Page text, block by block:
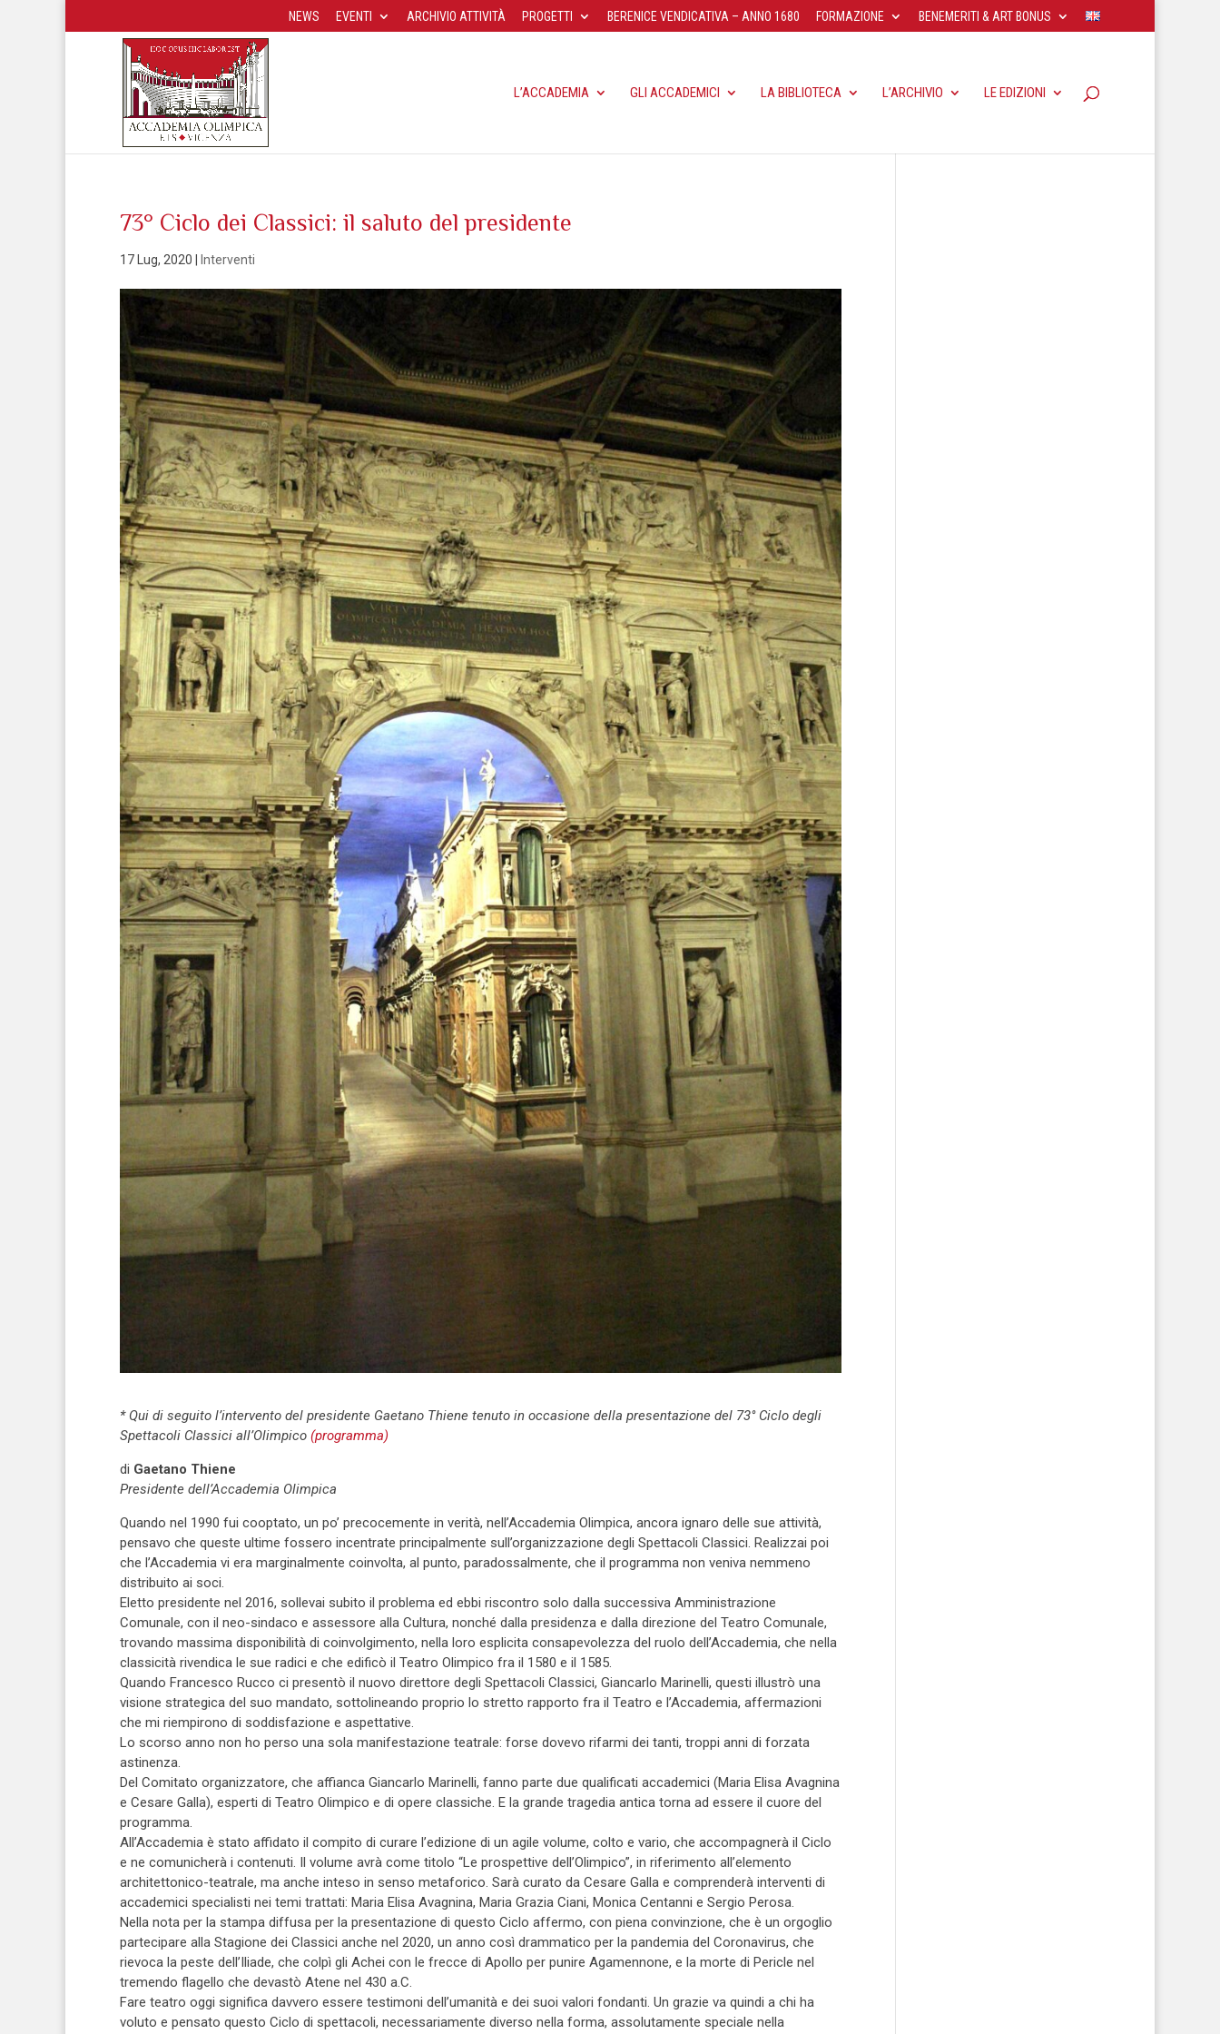
NEWS EVENTI ARCHIVIO ATTIVITÀ PROGETTI BERENICE VENDICATIVA – ANNO 1680 FORMAZIONE BENEMERITI & ART BONUS
L’ACCADEMIA GLI ACCADEMICI LA BIBLIOTECA L’ARCHIVIO LE EDIZIONI
73° Ciclo dei Classici: il saluto del presidente
17 Lug, 2020 Interventi
* Qui di seguito l’intervento del presidente Gaetano Thiene tenuto in occasione della presentazione del 73° Ciclo degli
Spettacoli Classici all’Olimpico (programma)
di Gaetano Thiene
Presidente dell’Accademia Olimpica
Quando nel 1990 fui cooptato, un po’ precocemente in verità, nell’Accademia Olimpica, ancora ignaro delle sue attività,
pensavo che queste ultime fossero incentrate principalmente sull’organizzazione degli Spettacoli Classici. Realizzai poi
che l’Accademia vi era marginalmente coinvolta, al punto, paradossalmente, che il programma non veniva nemmeno
distribuito ai soci.
Eletto presidente nel 2016, sollevai subito il problema ed ebbi riscontro solo dalla successiva Amministrazione
Comunale, con il neo-sindaco e assessore alla Cultura, nonché dalla presidenza e dalla direzione del Teatro Comunale,
trovando massima disponibilità di coinvolgimento, nella loro esplicita consapevolezza del ruolo dell’Accademia, che nella
classicità rivendica le sue radici e che edificò il Teatro Olimpico fra il 1580 e il 1585.
Quando Francesco Rucco ci presentò il nuovo direttore degli Spettacoli Classici, Giancarlo Marinelli, questi illustrò una
visione strategica del suo mandato, sottolineando proprio lo stretto rapporto fra il Teatro e l’Accademia, affermazioni
che mi riempirono di soddisfazione e aspettative.
Lo scorso anno non ho perso una sola manifestazione teatrale: forse dovevo rifarmi dei tanti, troppi anni di forzata
astinenza.
Del Comitato organizzatore, che affianca Giancarlo Marinelli, fanno parte due qualificati accademici (Maria Elisa Avagnina
e Cesare Galla), esperti di Teatro Olimpico e di opere classiche. E la grande tragedia antica torna ad essere il cuore del
programma.
All’Accademia è stato affidato il compito di curare l’edizione di un agile volume, colto e vario, che accompagnerà il Ciclo
e ne comunicherà i contenuti. Il volume avrà come titolo “Le prospettive dell’Olimpico”, in riferimento all’elemento
architettonico-teatrale, ma anche inteso in senso metaforico. Sarà curato da Cesare Galla e comprenderà interventi di
accademici specialisti nei temi trattati: Maria Elisa Avagnina, Maria Grazia Ciani, Monica Centanni e Sergio Perosa.
Nella nota per la stampa diffusa per la presentazione di questo Ciclo affermo, con piena convinzione, che è un orgoglio
partecipare alla Stagione dei Classici anche nel 2020, un anno così drammatico per la pandemia del Coronavirus, che
rievoca la peste dell’Iliade, che colpì gli Achei con le frecce di Apollo per punire Agamennone, e la morte di Pericle nel
tremendo flagello che devastò Atene nel 430 a.C.
Fare teatro oggi significa davvero essere testimoni dell’umanità e dei suoi valori fondanti. Un grazie va quindi a chi ha
voluto e pensato questo Ciclo di spettacoli, necessariamente diverso nella forma, assolutamente speciale nella